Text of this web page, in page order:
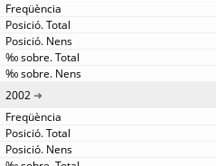
2002